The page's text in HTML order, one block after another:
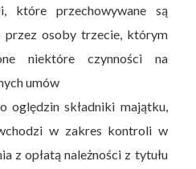
które przechowywane są
przez osoby trzecie, którym
niektóre czynności na
umów
oględzin składniki majątku,
w zakres kontroli w
z opłatą należności z tytułu